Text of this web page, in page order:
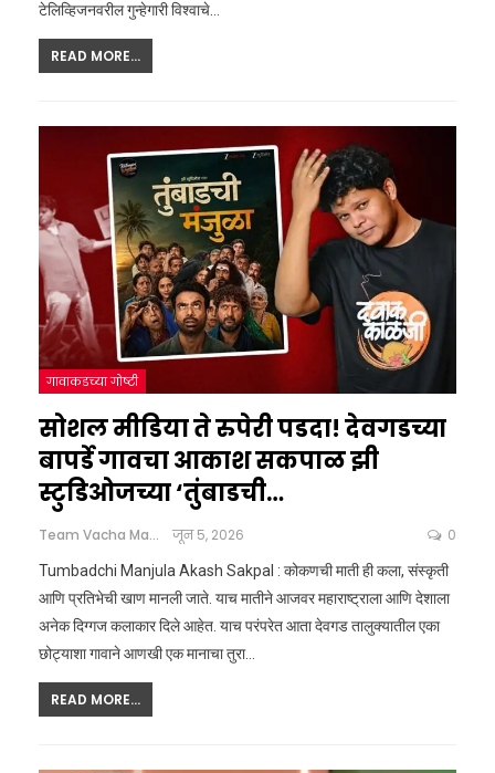
टेलिव्हिजनवरील गुन्हेगारी विश्वाचे…
READ MORE...
गावाकडच्या गोष्टी
सोशल मीडिया ते रुपेरी पडदा! देवगडच्या
बापर्डे गावचा आकाश सकपाळ झी
स्टुडिओजच्या ‘तुंबाडची…
Team Vacha Marathi जून 5, 2026 0
Tumbadchi Manjula Akash Sakpal : कोकणची माती ही कला, संस्कृती
आणि प्रतिभेची खाण मानली जाते. याच मातीने आजवर महाराष्ट्राला आणि देशाला
अनेक दिग्गज कलाकार दिले आहेत. याच परंपरेत आता देवगड तालुक्यातील एका
छोट्याशा गावाने आणखी एक मानाचा तुरा…
READ MORE...